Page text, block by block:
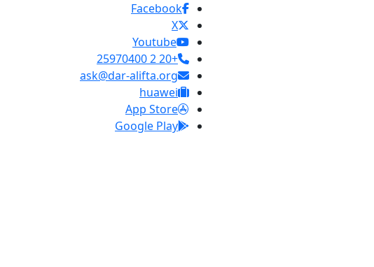
Facebook
X
Youtube
+20 2 25970400
ask@dar-alifta.org
huawei
App Store
Google Play